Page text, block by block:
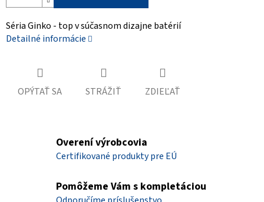
Séria Ginko - top v súčasnom dizajne batérií
Detailné informácie
OPÝTAŤ SA STRÁŽIŤ ZDIEĽAŤ
Overení výrobcovia
Certifikované produkty pre EÚ
Pomôžeme Vám s kompletáciou